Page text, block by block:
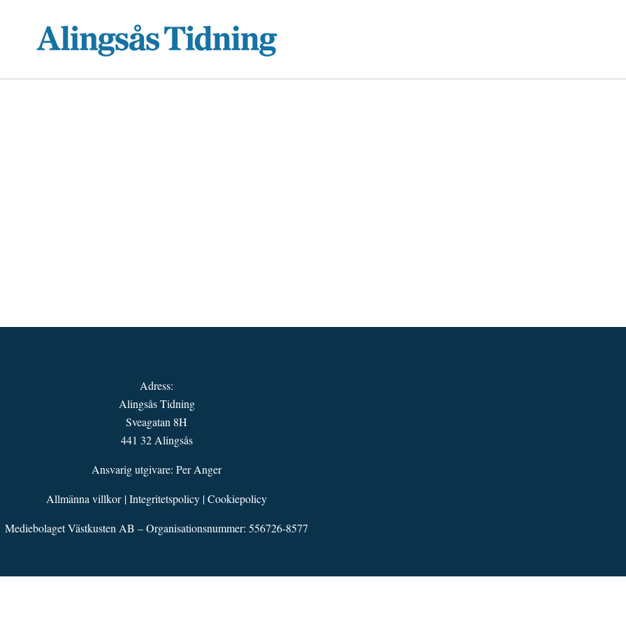
Adress:
Alingsås Tidning
Sveagatan 8H
441 32 Alingsås
Ansvarig utgivare: Per Anger
Allmänna villkor|Integritetspolicy |Cookiepolicy
Mediebolaget Västkusten AB – Organisationsnummer: 556726-8577